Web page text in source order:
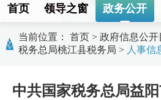
首页 领导之窗 政务公开
当前位置： 首页 > 政府信息公开
税务总局桃江县税务局 > 人事信
中共国家税务总局益